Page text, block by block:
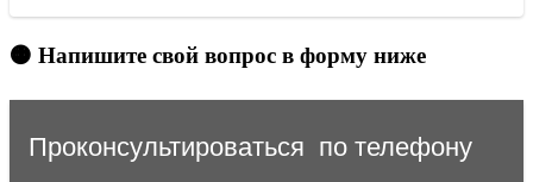
🟠 Напишите свой вопрос в форму ниже